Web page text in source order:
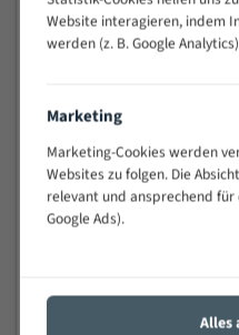
wechselnde
Sehr geringe Vibration
Technische
Positiver Spanwinkel
Bandkörper aus
Legierte HSS-
Website interagieren, indem
werden (z. B. Google
Marketing
Marketing-Cookies werden
Websites zu folgen. Die
relevant und ansprechend
Google Ads).
Alles